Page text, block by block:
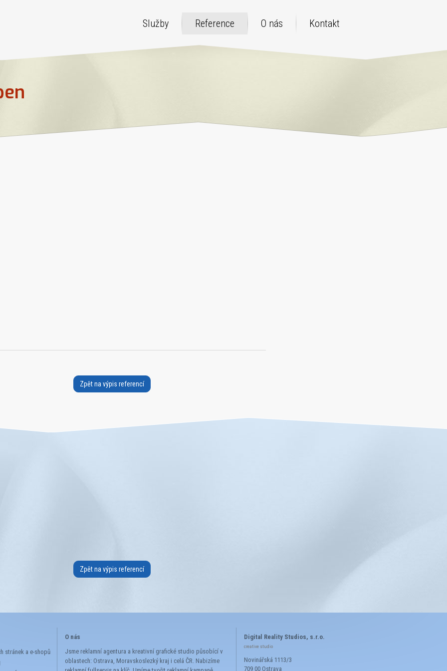
Služby Reference O nás Kontakt
Zpět na výpis referencí
Zpět na výpis referencí
stránek a e-shopů
O nás
Jsme reklamní agentura a kreativní grafické studio působící v
oblastech: Ostrava, Moravskoslezký kraj i celá ČR. Nabizíme
Digital Reality Studios, s.r.o.
creative studio
Novinářská 1113/3
709 00 Ostrava